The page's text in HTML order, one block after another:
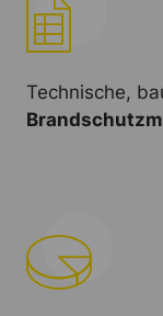
Technische,